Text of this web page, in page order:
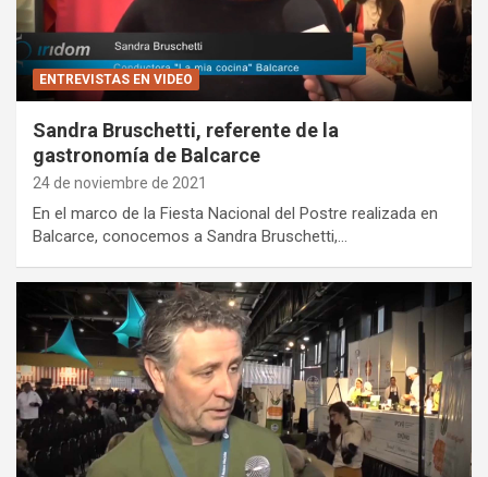
ENTREVISTAS EN VIDEO
Sandra Bruschetti, referente de la
gastronomía de Balcarce
24 de noviembre de 2021
En el marco de la Fiesta Nacional del Postre realizada en
Balcarce, conocemos a Sandra Bruschetti,…